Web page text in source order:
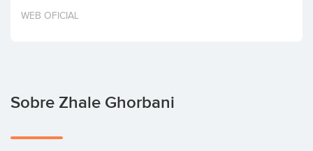
Invertir
WEB OFICIAL
Sobre Zhale Ghorbani